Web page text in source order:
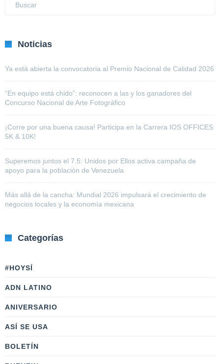
Noticias
Ya está abierta la convocatoria al Premio Nacional de Calidad 2026
“En equipo está chido”: reconocen a las y los ganadores del
Concurso Nacional de Arte Fotográfico
¡Corre por una buena causa! Participa en la Carrera IOS OFFICES
5K & 10K!
Superemos juntos el 7.5: Unidos por Ellos activa campaña de
apoyo para la población de Venezuela
Más allá de la cancha: Mundial 2026 impulsará el crecimiento de
negocios locales y la economía mexicana
Categorías
#HOYSÍ
ADN LATINO
ANIVERSARIO
ASÍ SE USA
BOLETÍN